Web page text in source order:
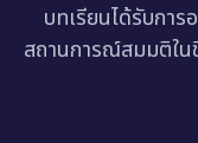
บทเรียนได้รับกา
สถานการณ์สมมติใน